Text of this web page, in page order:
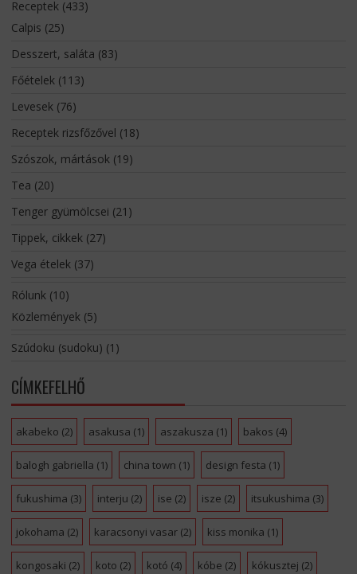
Receptek(433)
Calpis (25)
Desszert, saláta (83)
Főételek(113)
Levesek(76)
Receptek rizsfőzővel (18)
Szószok, mártások(19)
Tea (20)
Tenger gyümölcsei (21)
Tippek, cikkek(27)
Vega ételek(37)
Rólunk(10)
Közlemények(5)
Szúdoku (sudoku) (1)
CÍMKEFELHŐ
akabeko (2) asakusa (1) aszakusza (1) bakos (4)
balogh gabriella (1) china town (1) design festa (1)
fukushima (3) interju (2) ise (2) isze (2) itsukushima (3)
jokohama (2) karacsonyi vasar(2) kiss monika (1)
kongosaki (2) koto (2) kotó (4) kóbe (2) kókusztej (2)